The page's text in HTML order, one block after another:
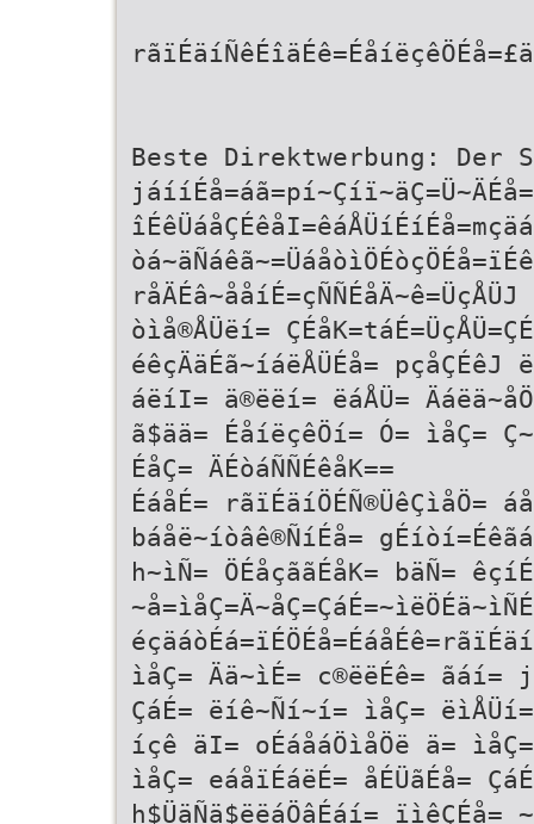
Beste Direktwerbung: Der
jáííÉå=áã=pí~Çíï~äÇ=Ü~ÄÉå=
òìå®ÅÜëí=
éêçÄäÉã~íáëÅÜÉå= pçåÇÉêJ
áëíI= ä®ëëí= ëáÅÜ=
ã$ää= ÉåíëçêÖí= Ó= ìåÇ=
ÉåÇ= ÄÉòáÑÑÉêåK==
ÉáåÉ= rãïÉäíÖÉÑ®ÜêÇìåÖ=
báåë~íòâê®ÑíÉå=
h~ìÑ= ÖÉåçããÉåK= bäÑ=
ìåÇ= Ää~ìÉ= c®ëëÉê= ãáí=
ÇáÉ= ëíê~Ñí~í= ìåÇ= ëìÅÜí=
íçê äI= oÉáåáÖìåÖë ä=
ìåÇ= eáåïÉáëÉ= åÉÜãÉå=
h$ÜäÑä$ëëáÖâÉáí= ïìêÇÉå=